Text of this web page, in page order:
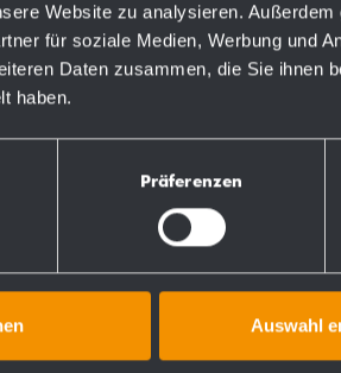
Website zu analysieren.
für soziale Medien, Werbung und
Daten zusammen, die Sie ihnen
haben.
Präferenzen
Auswahl
Numéros de
731591
728591